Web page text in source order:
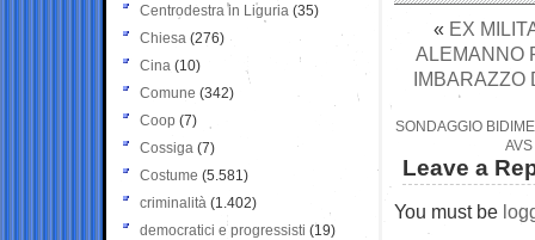
« EX
ALEMANNO
IMBARAZZO
SONDAGGIO
Leave a
You must be
Centrodestra in Liguria (35)
Chiesa (276)
Cina (10)
Comune (342)
Coop (7)
Cossiga (7)
Costume (5.581)
criminalità (1.402)
democratici e progressisti (19)